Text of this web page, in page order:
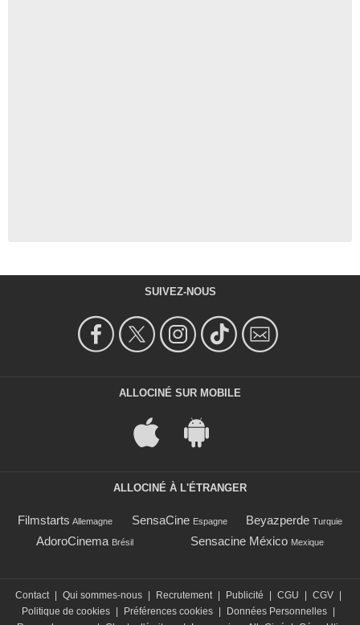
SUIVEZ-NOUS
ALLOCINÉ SUR MOBILE
ALLOCINÉ À L'ÉTRANGER
Filmstarts Allemagne SensaCine Espagne Beyazperde Turquie
AdoroCinema Brésil Sensacine México Mexique
Contact Qui sommes-nous Recrutement Publicité CGU CGV
Politique de cookies
Préférences cookies Données Personnelles